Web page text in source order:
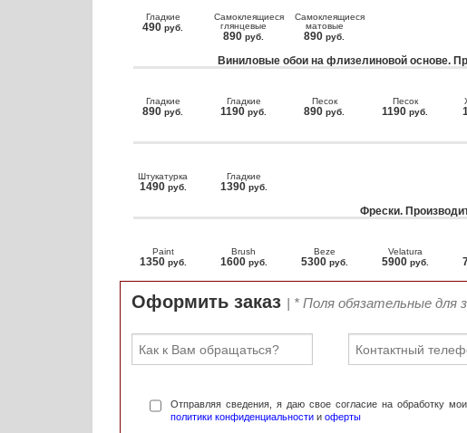
Гладкие
490 руб.
Самоклеящиеся
глянцевые
890 руб.
Самоклеящиеся
матовые
890 руб.
Виниловые обои на флизелиновой основе.
Гладкие
890 руб.
Гладкие
1190 руб.
Песок
890 руб.
Песок
1190 руб.
Штукатурка
1490 руб.
Гладкие
1390 руб.
Фрески.
Paint
1350 руб.
Brush
1600 руб.
Beze
5300 руб.
Velatura
5900 руб.
Оформить заказ | * Поля обязательные для
Отправляя сведения, я даю свое согласие на обработку
политики конфиденциальности и оферты